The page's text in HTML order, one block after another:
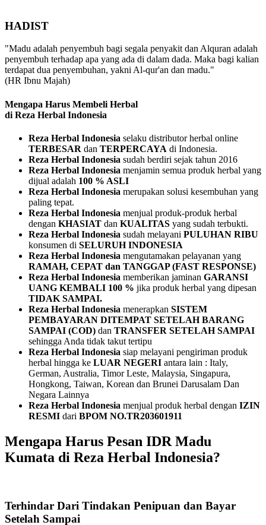
HADIST
"Madu adalah penyembuh bagi segala penyakit dan Alquran adalah
penyembuh terhadap apa yang ada di dalam dada. Maka bagi kalian
terdapat dua penyembuhan, yakni Al-qur'an dan madu."
(HR Ibnu Majah)
Mengapa Harus Membeli Herbal
di Reza Herbal Indonesia
Reza Herbal Indonesia selaku distributor herbal online
TERBESAR dan TERPERCAYA di Indonesia.
Reza Herbal Indonesia sudah berdiri sejak tahun 2016
Reza Herbal Indonesia menjamin semua produk herbal yang
dijual adalah 100 % ASLI
Reza Herbal Indonesia merupakan solusi kesembuhan yang
paling tepat.
Reza Herbal Indonesia menjual produk-produk herbal
dengan KHASIAT dan KUALITAS yang sudah terbukti.
Reza Herbal Indonesia sudah melayani PULUHAN RIBU
konsumen di SELURUH INDONESIA
Reza Herbal Indonesia mengutamakan pelayanan yang
RAMAH, CEPAT dan TANGGAP (FAST RESPONSE)
Reza Herbal Indonesia memberikan jaminan GARANSI
UANG KEMBALI 100 % jika produk herbal yang dipesan
TIDAK SAMPAI.
Reza Herbal Indonesia menerapkan SISTEM
PEMBAYARAN DITEMPAT SETELAH BARANG
SAMPAI (COD) dan TRANSFER SETELAH SAMPAI
sehingga Anda tidak takut tertipu
Reza Herbal Indonesia siap melayani pengiriman produk
herbal hingga ke LUAR NEGERI antara lain : Italy,
German, Australia, Timor Leste, Malaysia, Singapura,
Hongkong, Taiwan, Korean dan Brunei Darusalam Dan
Negara Lainnya
Reza Herbal Indonesia menjual produk herbal dengan IZIN
RESMI dari BPOM NO.TR203601911
Mengapa Harus Pesan IDR Madu
Kumata di Reza Herbal Indonesia?
Terhindar Dari Tindakan Penipuan dan Bayar
Setelah Sampai